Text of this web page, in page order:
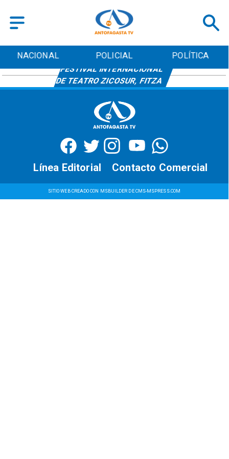
NACIONAL POLICIAL POLÍTICA
FESTIVAL INTERNACIONAL
DE TEATRO ZICOSUR, FITZA
SITIO WEB CREADO CON MSBUILDER DE CMS-MSPRESS.COM
Contacto Comercial
Línea Editorial